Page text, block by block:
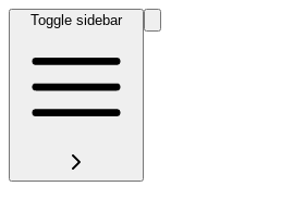
Toggle sidebar